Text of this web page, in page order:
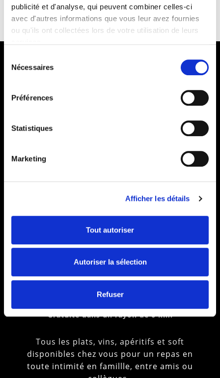
publicité et d'analyse, qui peuvent combiner celles-ci
avec d'autres informations que vous leur avez fournies
ou qu'ils ont collectées lors de votre utilisation de leurs
Nécessaires
Préférences
Statistiques
Marketing
Afficher les détails
Tout autoriser
Autoriser la sélection
Refuser
13.50 €
Livraison au
bureau / à votre
domicile
Gratuite dans un rayon de 6 km.
Tous les plats, vins, apéritifs et soft
disponibles chez vous pour un repas en
toute intimité en famillle, entre amis ou